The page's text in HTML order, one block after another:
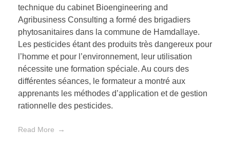
technique du cabinet Bioengineering and
Agribusiness Consulting a formé des brigadiers
phytosanitaires dans la commune de Hamdallaye.
Les pesticides étant des produits très dangereux pour
l’homme et pour l’environnement, leur utilisation
nécessite une formation spéciale. Au cours des
différentes séances, le formateur a montré aux
apprenants les méthodes d’application et de gestion
rationnelle des pesticides.
Read More